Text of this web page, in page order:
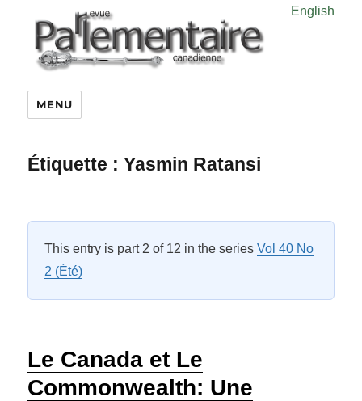
English
MENU
Étiquette :Yasmin Ratansi
This entry is part 2 of 12 in the seriesVol 40 No
2 (Été)
Le Canada et Le
Commonwealth: Une